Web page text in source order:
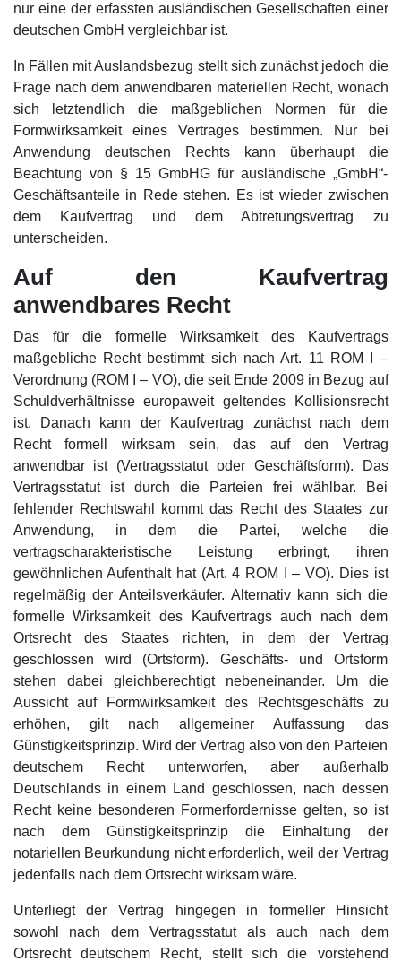
nur eine der erfassten ausländischen Gesellschaften einer
deutschen GmbH vergleichbar ist.
In Fällen mit Auslandsbezug stellt sich zunächst jedoch die
Frage nach dem anwendbaren materiellen Recht, wonach
sich letztendlich die maßgeblichen Normen für die
Formwirksamkeit eines Vertrages bestimmen. Nur bei
Anwendung deutschen Rechts kann überhaupt die
Beachtung von § 15 GmbHG für ausländische „GmbH“-
Geschäftsanteile in Rede stehen. Es ist wieder zwischen
dem Kaufvertrag und dem Abtretungsvertrag zu
unterscheiden.
Auf den Kaufvertrag
anwendbares Recht
Das für die formelle Wirksamkeit des Kaufvertrags
maßgebliche Recht bestimmt sich nach Art. 11 ROM I –
Verordnung (ROM I – VO), die seit Ende 2009 in Bezug auf
Schuldverhältnisse europaweit geltendes Kollisionsrecht
ist. Danach kann der Kaufvertrag zunächst nach dem
Recht formell wirksam sein, das auf den Vertrag
anwendbar ist (Vertragsstatut oder Geschäftsform). Das
Vertragsstatut ist durch die Parteien frei wählbar. Bei
fehlender Rechtswahl kommt das Recht des Staates zur
Anwendung, in dem die Partei, welche die
vertragscharakteristische Leistung erbringt, ihren
gewöhnlichen Aufenthalt hat (Art. 4 ROM I – VO). Dies ist
regelmäßig der Anteilsverkäufer. Alternativ kann sich die
formelle Wirksamkeit des Kaufvertrags auch nach dem
Ortsrecht des Staates richten, in dem der Vertrag
geschlossen wird (Ortsform). Geschäfts- und Ortsform
stehen dabei gleichberechtigt nebeneinander. Um die
Aussicht auf Formwirksamkeit des Rechtsgeschäfts zu
erhöhen, gilt nach allgemeiner Auffassung das
Günstigkeitsprinzip. Wird der Vertrag also von den Parteien
deutschem Recht unterworfen, aber außerhalb
Deutschlands in einem Land geschlossen, nach dessen
Recht keine besonderen Formerfordernisse gelten, so ist
nach dem Günstigkeitsprinzip die Einhaltung der
notariellen Beurkundung nicht erforderlich, weil der Vertrag
jedenfalls nach dem Ortsrecht wirksam wäre.
Unterliegt der Vertrag hingegen in formeller Hinsicht
sowohl nach dem Vertragsstatut als auch nach dem
Ortsrecht deutschem Recht, stellt sich die vorstehend